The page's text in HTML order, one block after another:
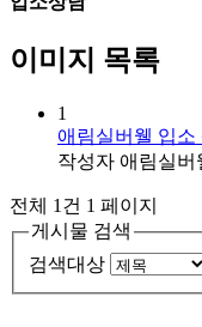
이미지 목록
1
애림실버웰 입
작성자 애림실버
전체 1건 1 페이지
게시물 검색
검색대상